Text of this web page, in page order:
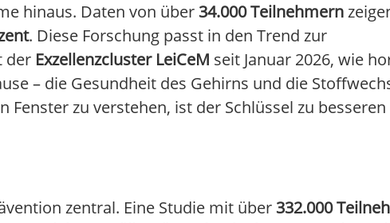
hinaus. Daten von über 34.000 Teilnehmern
. Diese Forschung passt in den Trend zur
der Exzellenzcluster LeiCeM seit Januar 2026, wie
– die Gesundheit des Gehirns und die
zu verstehen, ist der Schlüssel zu besseren
zentral. Eine Studie mit über 332.000